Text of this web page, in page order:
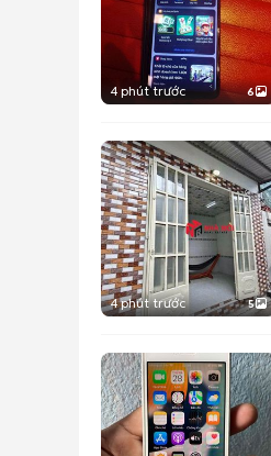
4 phút trước 6
4 phút trước 5